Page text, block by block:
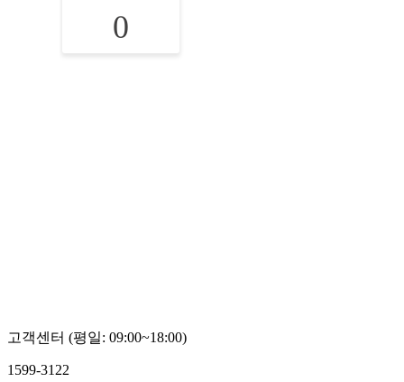
0
고객센터 (평일: 09:00~18:00)
1599-3122